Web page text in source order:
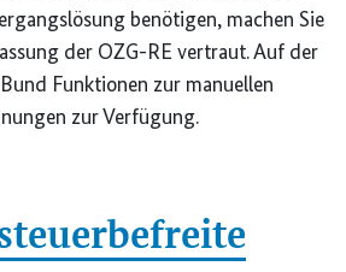
benötigen, machen Sie
der OZG-RE vertraut. Auf der
Funktionen zur manuellen
zur Verfügung.